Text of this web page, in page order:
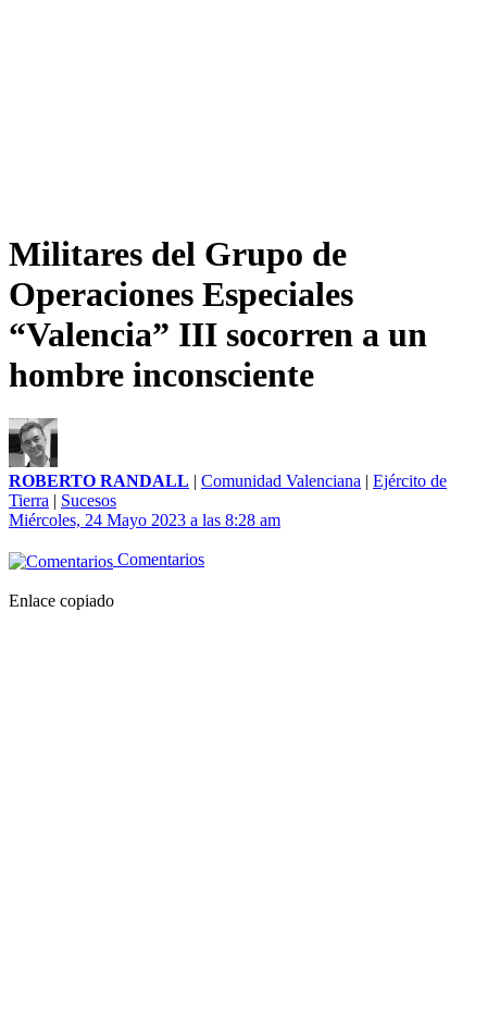
Militares del Grupo de
Operaciones Especiales
“Valencia” III socorren a un
hombre inconsciente
ROBERTO RANDALL | Comunidad Valenciana | Ejército de
Tierra | Sucesos
Miércoles, 24 Mayo 2023 a las 8:28 am
Comentarios
Enlace copiado